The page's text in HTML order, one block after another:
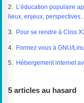
2.
L’éducation populaire
lieux, enjeux,
3. Pour se rendre à Cliss
4. Formez vous à GNU/
5. Hébergement internet
5 articles au hasard